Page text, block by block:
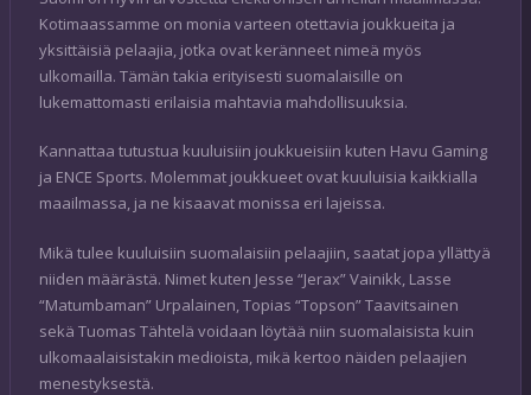
Kotimaassamme on monia varteen otettavia joukkueita ja
yksittäisiä pelaajia, jotka ovat keränneet nimeä myös
ulkomailla. Tämän takia erityisesti suomalaisille on
lukemattomasti erilaisia mahtavia mahdollisuuksia.
Kannattaa tutustua kuuluisiin joukkueisiin kuten Havu Gaming
ja ENCE Sports. Molemmat joukkueet ovat kuuluisia kaikkialla
maailmassa, ja ne kisaavat monissa eri lajeissa.
Mikä tulee kuuluisiin suomalaisiin pelaajiin, saatat jopa yllättyä
niiden määrästä. Nimet kuten Jesse “Jerax” Vainikk, Lasse
“Matumbaman” Urpalainen, Topias “Topson” Taavitsainen
sekä Tuomas Tähtelä voidaan löytää niin suomalaisista kuin
ulkomaalaisistakin medioista, mikä kertoo näiden pelaajien
menestyksestä.